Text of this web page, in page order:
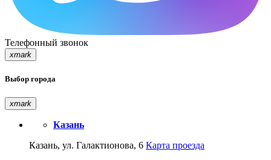
Телефонный звонок
xmark
Выбор города
xmark
Казань
Казань, ул. Галактионова, 6 Карта проезда